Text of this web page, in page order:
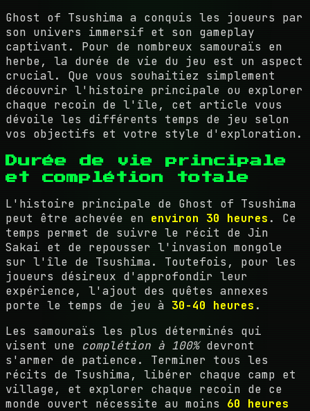
Ghost of Tsushima a conquis les joueurs par
son univers immersif et son gameplay
captivant. Pour de nombreux samouraïs en
herbe, la durée de vie du jeu est un aspect
crucial. Que vous souhaitiez simplement
découvrir l'histoire principale ou explorer
chaque recoin de l'île, cet article vous
dévoile les différents temps de jeu selon
vos objectifs et votre style d'exploration.
Durée de vie principale
et complétion totale
L'histoire principale de Ghost of Tsushima
peut être achevée en environ 30 heures . Ce
temps permet de suivre le récit de Jin
Sakai et de repousser l'invasion mongole
sur l'île de Tsushima. Toutefois, pour les
joueurs désireux d'approfondir leur
expérience, l'ajout des quêtes annexes
porte le temps de jeu à 30-40 heures .
Les samouraïs les plus déterminés qui
visent une complétion à 100%devront
s'armer de patience. Terminer tous les
récits de Tsushima, libérer chaque camp et
village, et explorer chaque recoin de ce
monde ouvert nécessite au moins 60 heures